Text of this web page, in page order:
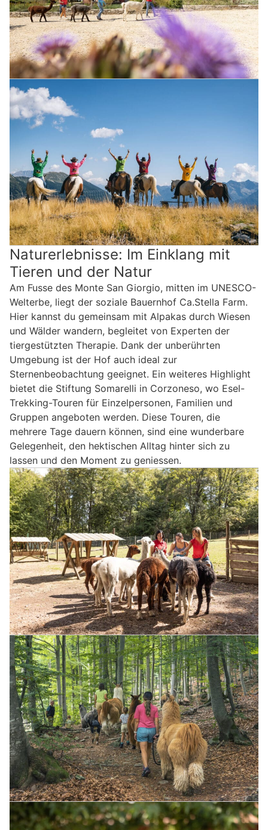
Naturerlebnisse: Im Einklang mit
Tieren und der Natur
Am Fusse des Monte San Giorgio, mitten im UNESCO-
Welterbe, liegt der soziale Bauernhof Ca.Stella Farm.
Hier kannst du gemeinsam mit Alpakas durch Wiesen
und Wälder wandern, begleitet von Experten der
tiergestützten Therapie. Dank der unberührten
Umgebung ist der Hof auch ideal zur
Sternenbeobachtung geeignet. Ein weiteres Highlight
bietet die Stiftung Somarelli in Corzoneso, wo Esel-
Trekking-Touren für Einzelpersonen, Familien und
Gruppen angeboten werden. Diese Touren, die
mehrere Tage dauern können, sind eine wunderbare
Gelegenheit, den hektischen Alltag hinter sich zu
lassen und den Moment zu geniessen.